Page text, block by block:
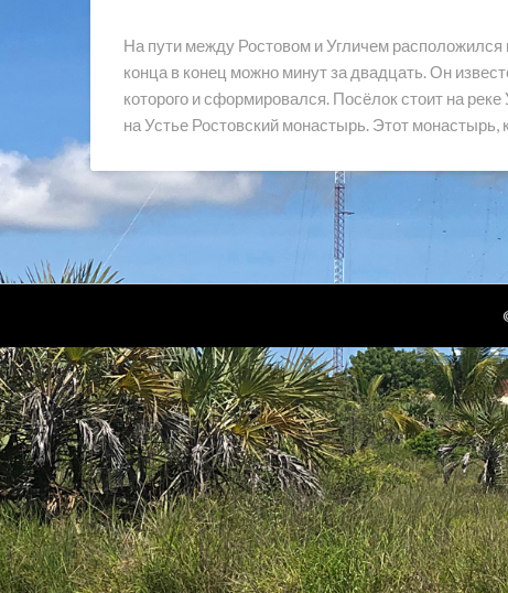
На пути между Ростовом и Угличем
конца в конец можно минут за двадцать. Он
которого и сформировался. Посёлок стоит на
на Устье Ростовский монастырь. Этот